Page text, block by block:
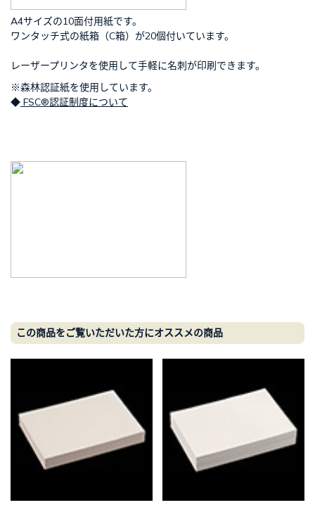
A4サイズの10面付用紙です。
ワンタッチ式の紙箱（C箱）が20個付いています。
レーザープリンタを使用して手軽に名刺が印刷できます。
※森林認証紙を使用しています。
◆ FSC®認証制度について
この商品をご覧いただいた方にオススメの商品